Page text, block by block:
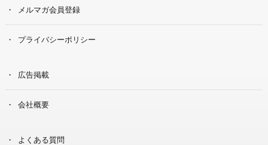
メルマガ会員登録
プライバシーポリシー
広告掲載
会社概要
よくある質問